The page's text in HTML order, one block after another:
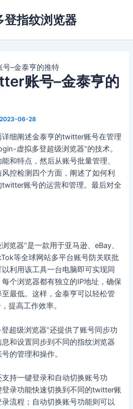
指纹浏览器
–金泰亨的推特
账号–金泰亨的
2023-06-28
细阐述金泰亨的twitter账号在管理
虚拟多登超级浏览器”的技术。
和特点，然后从账号批量管理、
控检测四个方面，阐述了如何利
账号的运营和管理。最后对全
览器”是一款用于亚马逊、eBay、
等全球网站多平台账号防关联批
利用该工具一台电脑即可实现同
个浏览器都有独立的IP地址，确保
最低。这样，金泰亨可以轻松管
提高工作效率。
超级浏览器”还提供了账号同步功
和设置同步到不同的指纹浏览器
的管理和操作。
持一键登录和自动切换账号功
录功能快速切换到不同的twitter账
流程；自动切换账号功能则可以